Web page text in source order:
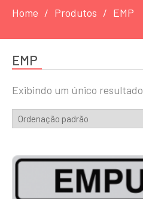
Home Produtos EMP
EMP
Exibindo um único resultado